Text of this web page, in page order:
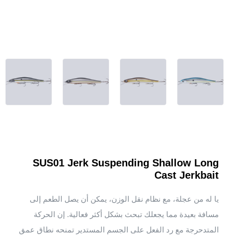
SUS01 Jerk Suspending Shallow Long
Cast Jerkbait
يا له من عجلة، مع نظام نقل الوزن، يمكن أن يصل الطعم إلى
مسافة بعيدة مما يجعلك تبحث بشكل أكثر فعالية. إن الحركة
المتدحرجة مع رد الفعل على الجسم المستدير تمنحه نطاق عمق